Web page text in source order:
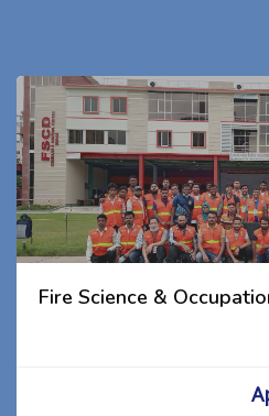
Fire Science &